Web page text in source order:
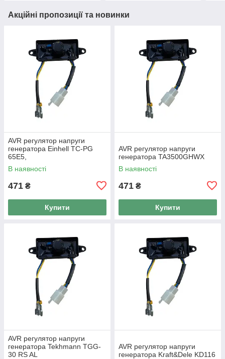
Акційні пропозиції та новинки
AVR регулятор напруги
генератора Einhell TC-PG
65E5,
В наявності
471 ₴
Купити
AVR регулятор напруги
генератора TA3500GHWX
В наявності
471 ₴
Купити
AVR регулятор напруги
генератора Tekhmann TGG-
30 RS AL
AVR регулятор напруги
генератора Kraft&Dele KD116